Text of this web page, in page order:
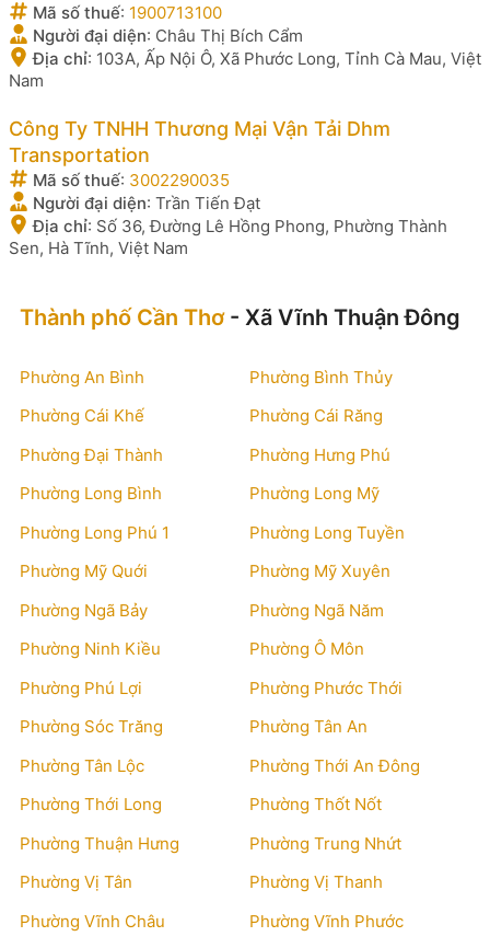
Mã số thuế: 1900713100
Người đại diện: Châu Thị Bích Cẩm
Địa chỉ: 103A, Ấp Nội Ô, Xã Phước Long, Tỉnh Cà Mau, Việt
Nam
Công Ty TNHH Thương Mại Vận Tải Dhm
Transportation
Mã số thuế: 3002290035
Người đại diện: Trần Tiến Đạt
Địa chỉ: Số 36, Đường Lê Hồng Phong, Phường Thành
Sen, Hà Tĩnh, Việt Nam
Thành phố Cần Thơ- Xã Vĩnh Thuận Đông
Phường An Bình
Phường Bình Thủy
Phường Cái Khế
Phường Cái Răng
Phường Đại Thành
Phường Hưng Phú
Phường Long Bình
Phường Long Mỹ
Phường Long Phú 1
Phường Long Tuyền
Phường Mỹ Quới
Phường Mỹ Xuyên
Phường Ngã Bảy
Phường Ngã Năm
Phường Ninh Kiều
Phường Ô Môn
Phường Phú Lợi
Phường Phước Thới
Phường Sóc Trăng
Phường Tân An
Phường Tân Lộc
Phường Thới An Đông
Phường Thới Long
Phường Thốt Nốt
Phường Thuận Hưng
Phường Trung Nhứt
Phường Vị Tân
Phường Vị Thanh
Phường Vĩnh Châu
Phường Vĩnh Phước